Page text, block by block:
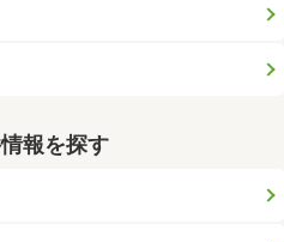
報を探す